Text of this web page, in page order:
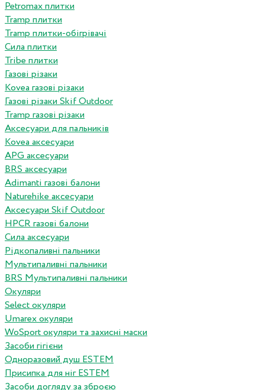
Petromax плитки
Tramp плитки
Tramp плитки-обігрівачі
Сила плитки
Tribe плитки
Газові різаки
Kovea газові різаки
Газові різаки Skif Outdoor
Tramp газові різаки
Аксесуари для пальників
Kovea аксесуари
APG аксесуари
BRS аксесуари
Adimanti газові балони
Naturehike аксесуари
Аксесуари Skif Outdoor
HPCR газові балони
Сила аксесуари
Рідкопаливні пальники
Мультипаливні пальники
BRS Мультипаливні пальники
Окуляри
Select окуляри
Umarex окуляри
WoSport окуляри та захисні маски
Засоби гігієни
Одноразовий душ ESTEM
Присипка для ніг ESTEM
Засоби догляду за зброєю